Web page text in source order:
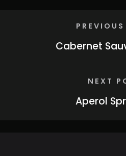
Cabernet
NEXT
Aperol